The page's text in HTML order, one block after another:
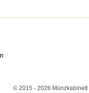
© 2015 - 2026